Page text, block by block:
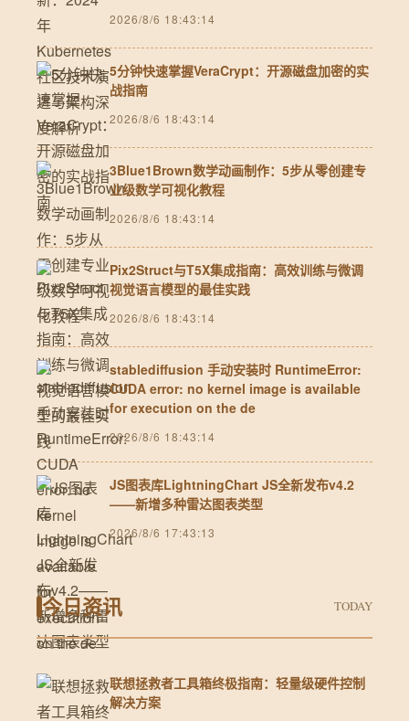
2026/8/6 18:43:14
5分钟快速掌握VeraCrypt：开源磁盘加密的实
战指南
2026/8/6 18:43:14
3Blue1Brown数学动画制作：5步从零创建专
业级数学可视化教程
2026/8/6 18:43:14
Pix2Struct与T5X集成指南：高效训练与微调
视觉语言模型的最佳实践
2026/8/6 18:43:14
stablediffusion 手动安装时 RuntimeError:
CUDA error: no kernel image is available
for execution on the de
2026/8/6 18:43:14
JS图表库LightningChart JS全新发布v4.2
——新增多种雷达图表类型
2026/8/6 17:43:13
今日资讯 TODAY
联想拯救者工具箱终极指南：轻量级硬件控制
解决方案